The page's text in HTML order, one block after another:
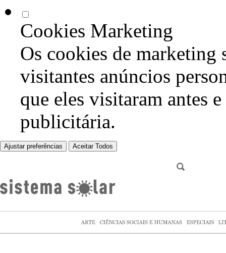
Cookies Marketing
Os cookies de marketing
visitantes anúncios
que eles visitaram antes
publicitária.
Ajustar preferências Aceitar Todos